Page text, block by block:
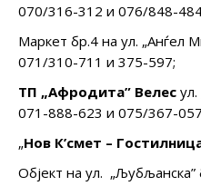
070/316-312 и 076/848-
Маркет бр.4 на ул. „Анѓел
071/310-711 и 375-597;
ТП „Афродита” Велес
071-888-623 и 075/367-
„Нов К’смет –
Објект на ул.